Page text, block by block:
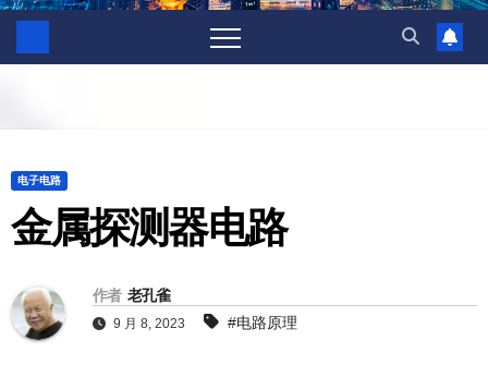
电子电路
金属探测器电路
作者 老孔雀
9 月 8, 2023 #电路原理